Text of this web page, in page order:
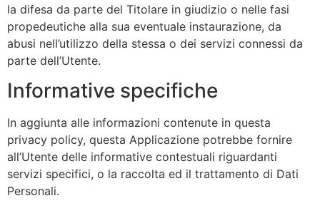
la difesa da parte del Titolare in giudizio o nelle fasi
propedeutiche alla sua eventuale instaurazione, da
abusi nell’utilizzo della stessa o dei servizi connessi da
parte dell’Utente.
Informative specifiche
In aggiunta alle informazioni contenute in questa
privacy policy, questa Applicazione potrebbe fornire
all’Utente delle informative contestuali riguardanti
servizi specifici, o la raccolta ed il trattamento di Dati
Personali.